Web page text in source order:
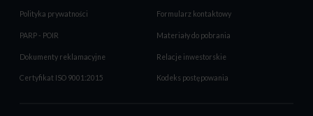
Polityka prywatności Formularz kontaktowy
PARP - POIR Materiały do pobrania
Dokumenty reklamacyjne Relacje inwestorskie
Certyfikat ISO 9001:2015 Kodeks postępowania